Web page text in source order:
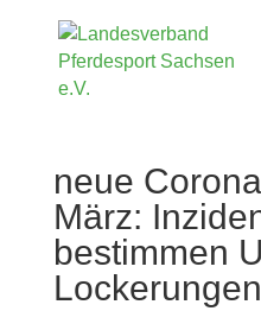
neue
März:
bestimmen
Lockerungen